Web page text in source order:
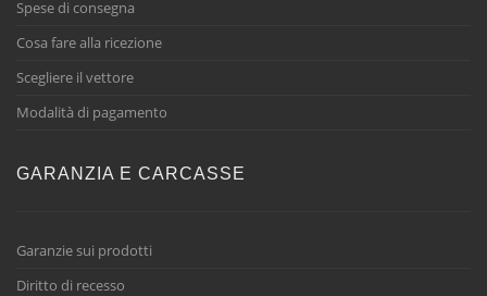
Spese di consegna
Cosa fare alla ricezione
Scegliere il vettore
Modalità di pagamento
GARANZIA E CARCASSE
Garanzie sui prodotti
Diritto di recesso